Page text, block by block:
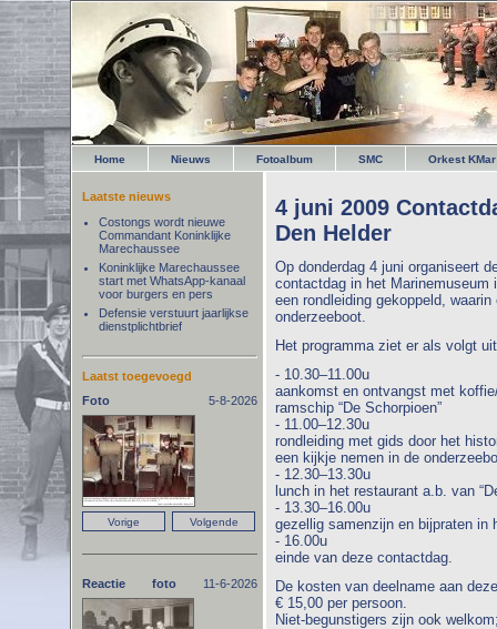
Home Nieuws Fotoalbum SMC Orkest KMar
4 juni 2009
Den Helder
Op donderdag 4 juni organiseert
contactdag in het Marinemuseum
een rondleiding gekoppeld,
onderzeeboot.
Het programma ziet er als volgt
- 10.30–11.00u
aankomst en ontvangst met
ramschip “De Schorpioen”
- 11.00–12.30u
rondleiding met gids door het
een kijkje nemen in de
- 12.30–13.30u
lunch in het restaurant a.b. van
- 13.30–16.00u
gezellig samenzijn en bijpraten in
- 16.00u
einde van deze contactdag.
De kosten van deelname aan
€ 15,00 per persoon.
Niet-begunstigers zijn ook
Laatste nieuws
Costongs wordt nieuwe
Commandant Koninklijke
Marechaussee
Koninklijke Marechaussee
start met WhatsApp-kanaal
voor burgers en pers
Defensie verstuurt jaarlijkse
dienstplichtbrief
Laatst toegevoegd
Foto
5-8-2026
Reactie foto 11-6-2026